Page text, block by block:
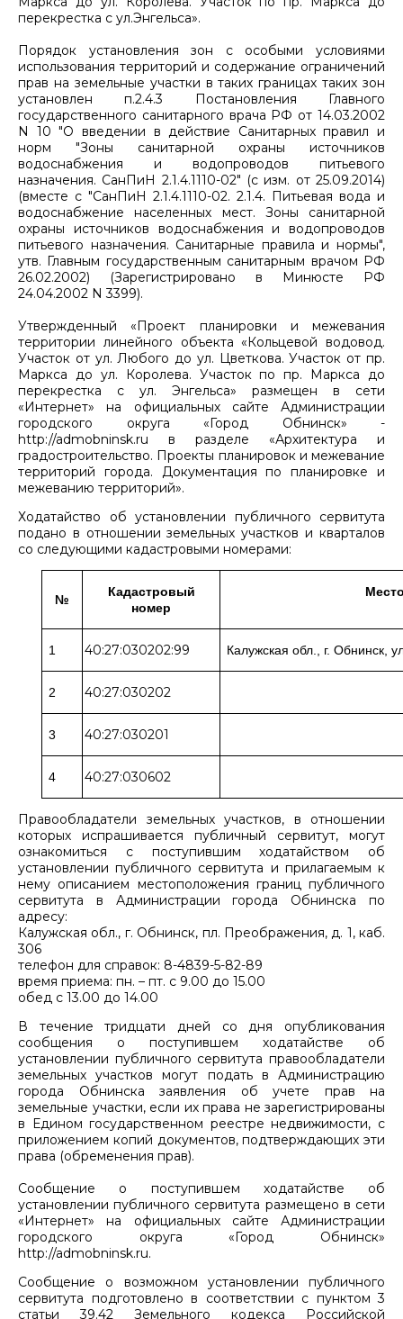
перекрестка с ул.Энгельса».
Порядок установления зон с особыми условиями
использования территорий и содержание ограничений
прав на земельные участки в таких границах таких зон
установлен п.2.4.3 Постановления Главного
государственного санитарного врача РФ от 14.03.2002
N 10 "О введении в действие Санитарных правил и
норм "Зоны санитарной охраны источников
водоснабжения и водопроводов питьевого
назначения. СанПиН 2.1.4.1110-02" (с изм. от 25.09.2014)
(вместе с "СанПиН 2.1.4.1110-02. 2.1.4. Питьевая вода и
водоснабжение населенных мест. Зоны санитарной
охраны источников водоснабжения и водопроводов
питьевого назначения. Санитарные правила и нормы",
утв. Главным государственным санитарным врачом РФ
26.02.2002) (Зарегистрировано в Минюсте РФ
24.04.2002 N 3399).
Утвержденный «Проект планировки и межевания
территории линейного объекта «Кольцевой водовод.
Участок от ул. Любого до ул. Цветкова. Участок от пр.
Маркса до ул. Королева. Участок по пр. Маркса до
перекрестка с ул. Энгельса» размещен в сети
«Интернет» на официальных сайте Администрации
городского округа «Город Обнинск» -
http://admobninsk.ru в разделе «Архитектура и
градостроительство. Проекты планировок и межевание
территорий города. Документация по планировке и
межеванию территорий».
Ходатайство об установлении публичного сервитута
подано в отношении земельных участков и кварталов
со следующими кадастровыми номерами:
№
Кадастровый
номер
1 40:27:030202:99 Калужская обл., г. Обнинск,
2 40:27:030202
3 40:27:030201
4 40:27:030602
Правообладатели земельных участков, в отношении
которых испрашивается публичный сервитут, могут
ознакомиться с поступившим ходатайством об
установлении публичного сервитута и прилагаемым к
нему описанием местоположения границ публичного
сервитута в Администрации города Обнинска по
адресу:
Калужская обл., г. Обнинск, пл. Преображения, д. 1, каб.
306
телефон для справок: 8-4839-5-82-89
время приема: пн. – пт. с 9.00 до 15.00
обед с 13.00 до 14.00
В течение тридцати дней со дня опубликования
сообщения о поступившем ходатайстве об
установлении публичного сервитута правообладатели
земельных участков могут подать в Администрацию
города Обнинска заявления об учете прав на
земельные участки, если их права не зарегистрированы
в Едином государственном реестре недвижимости, с
приложением копий документов, подтверждающих эти
права (обременения прав).
Сообщение о поступившем ходатайстве об
установлении публичного сервитута размещено в сети
«Интернет» на официальных сайте Администрации
городского округа «Город Обнинск»
http://admobninsk.ru.
Сообщение о возможном установлении публичного
сервитута подготовлено в соответствии с пунктом 3
статьи 39.42 Земельного кодекса Российской